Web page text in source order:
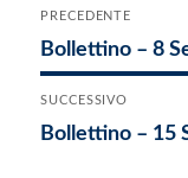
Navigazione
articoli
PRECEDENTE
Articolo
precedente:
Bollettino – 8
SUCCESSIVO
Articolo
Bollettino – 15